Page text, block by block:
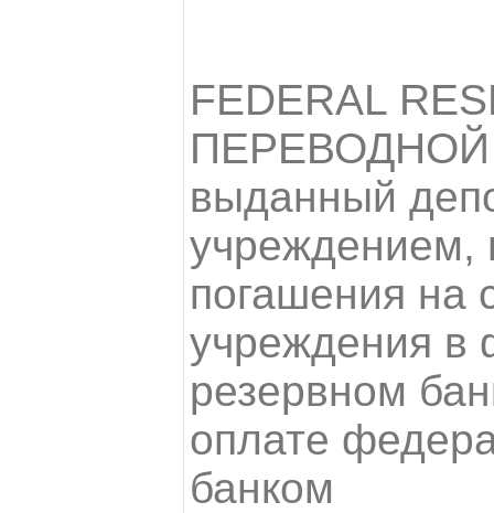
FEDERAL
выданный
учреждением,
погашения на
учреждения в
резервном
оплате
банком